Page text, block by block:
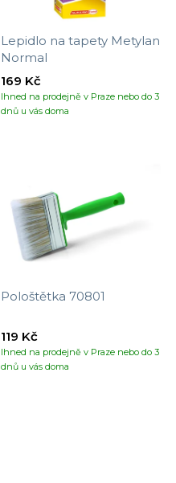
Lepidlo na tapety Metylan
Normal
Ihned na prodejně v Praze nebo do 3
dnů u vás doma
169 Kč
Pološtětka 70801
Ihned na prodejně v Praze nebo do 3
dnů u vás doma
119 Kč